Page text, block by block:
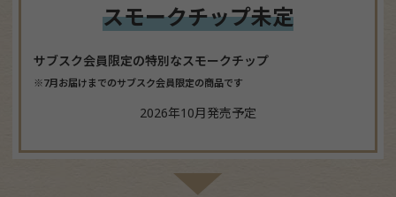
スモークチップ未定
サブスク会員限定の特別なスモークチップ
※7月お届けまでのサブスク会員限定の商品です
2026年10月発売予定